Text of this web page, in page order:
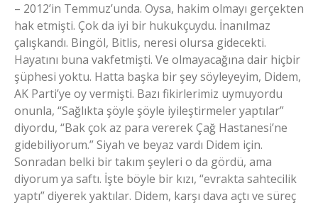
– 2012’in Temmuz’unda. Oysa, hakim olmayı gerçekten
hak etmişti. Çok da iyi bir hukukçuydu. İnanılmaz
çalışkandı. Bingöl, Bitlis, neresi olursa gidecekti.
Hayatını buna vakfetmişti. Ve olmayacağına dair hiçbir
şüphesi yoktu. Hatta başka bir şey söyleyeyim, Didem,
AK Parti’ye oy vermişti. Bazı fikirlerimiz uymuyordu
onunla, “Sağlıkta şöyle şöyle iyileştirmeler yaptılar”
diyordu, “Bak çok az para vererek Çağ Hastanesi’ne
gidebiliyorum.” Siyah ve beyaz vardı Didem için.
Sonradan belki bir takım şeyleri o da gördü, ama
diyorum ya saftı. İşte böyle bir kızı, “evrakta sahtecilik
yaptı” diyerek yaktılar. Didem, karşı dava açtı ve süreç